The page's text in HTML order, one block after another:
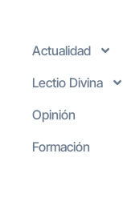
Actualidad
Lectio Divina
Opinión
Formación